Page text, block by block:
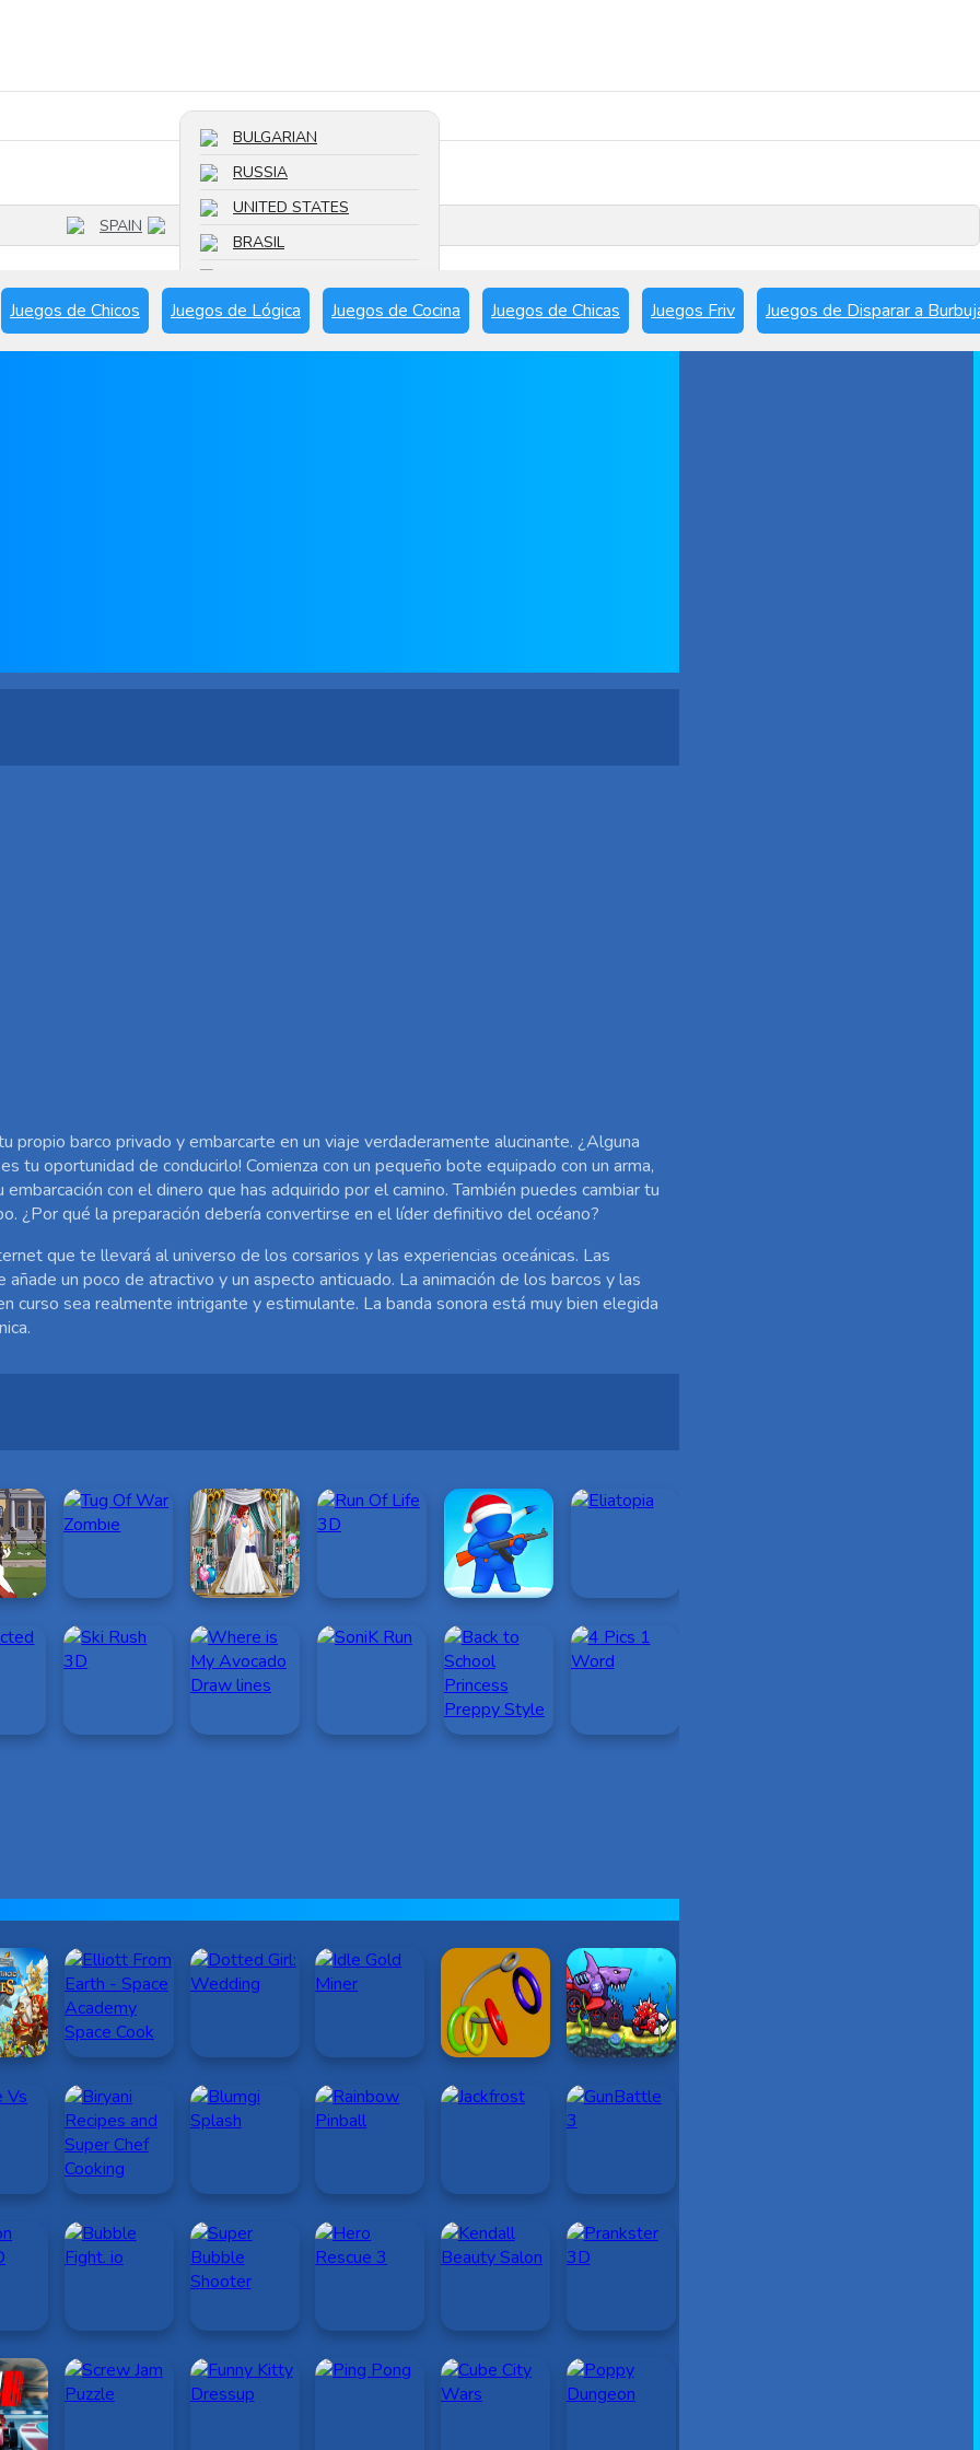
SPAIN
BULGARIAN
RUSSIA
UNITED STATES
BRASIL
SPAIN
Juegos de Chicos Juegos de Lógica Juegos de Cocina Juegos de Chicas Juegos Friv Juegos de Disparar a
propio barco privado y embarcarte en un viaje verdaderamente alucinante. ¿Alguna
tu oportunidad de conducirlo! Comienza con un pequeño bote equipado con un arma,
con el dinero que has adquirido por el camino. También puedes cambiar tu
¿Por qué la preparación debería convertirse en el líder definitivo del océano?
que te llevará al universo de los corsarios y las experiencias oceánicas. Las
un poco de atractivo y un aspecto anticuado. La animación de los barcos y las
curso sea realmente intrigante y estimulante. La banda sonora está muy bien elegida
Reproducir ahora